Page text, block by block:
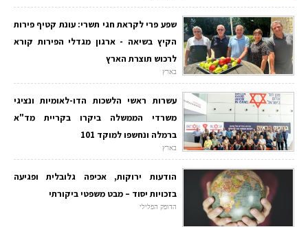
שפע פרי לקראת חגי תשרי: עונת קטיף פירות
הקיץ בשיאה - ארגון מגדלי הפירות קורא
לרכוש תוצרת הארץ
בארץ
עשרות ראשי הלשכות הדו-לאומיות ונציגי
משרדי הממשלה ביקרו בקריית מד"א
ברמלה ונחשפו למוקד 101
בארץ
הודעות ירוקות, אכיפה גלובלית ופגיעה
בזכויות יסוד – מבט משפטי ביקורתי
הדופק הפלילי